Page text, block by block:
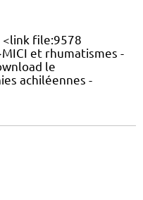
<link file:9578
et rhumatismes -
le
achiléennes -